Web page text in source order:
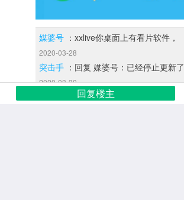
媒婆号：xxlive你桌面上有看片软件，
2020-03-28
突击手：回复 媒婆号：已经停止更新了
2020-03-30
回复楼主